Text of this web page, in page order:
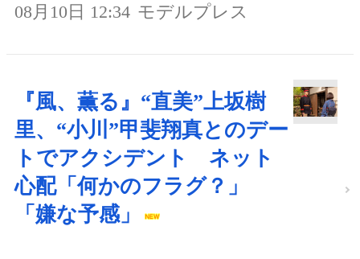
08月10日 12:34 モデルプレス
『風、薫る』“直美”上坂樹
里、“小川”甲斐翔真とのデー
トでアクシデント ネット
心配「何かのフラグ？」
「嫌な予感」